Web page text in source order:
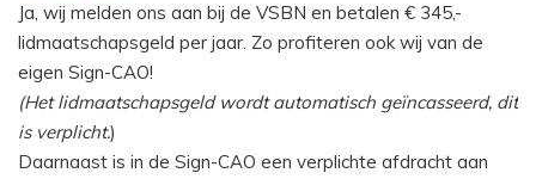
Ja, wij melden ons aan bij de VSBN en betalen € 345,-
lidmaatschapsgeld per jaar. Zo profiteren ook wij van de
eigen Sign-CAO!
(Het lidmaatschapsgeld wordt automatisch geïncasseerd, dit
is verplicht.)
Daarnaast is in de Sign-CAO een verplichte afdracht aan